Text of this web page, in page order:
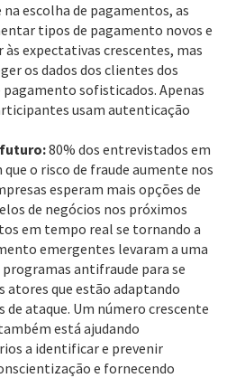
escolha de pagamentos, as
tipos de pagamento novos e
expectativas crescentes, mas
os dados dos clientes dos
sofisticados. Apenas
usam autenticação
futuro:80% dos entrevistados em
o risco de fraude aumente nos
esperam mais opções de
de negócios nos próximos
em tempo real se tornando a
emergentes levaram a uma
antifraude para se
atores que estão adaptando
de ataque. Um número crescente
está ajudando
a identificar e prevenir
e fornecendo